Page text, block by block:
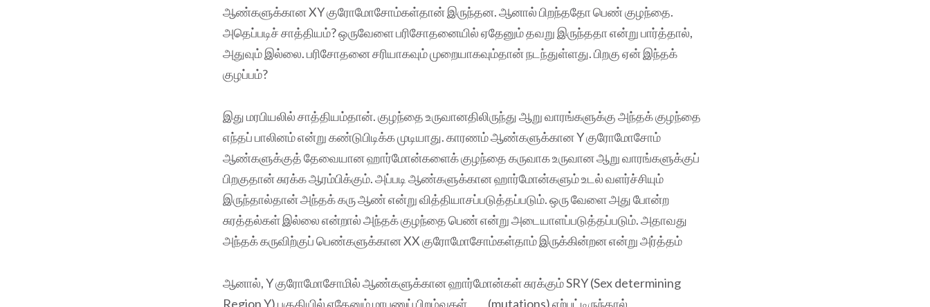
ஆண்களுக்கான XY குரோமோசோம்கள்தான் இருந்தன. ஆனால் பிறந்ததோ பெண் குழந்தை.
அதெப்படிச் சாத்தியம்? ஒருவேளை பரிசோதனையில் ஏதேனும் தவறு இருந்ததா என்று பார்த்தால்,
அதுவும் இல்லை. பரிசோதனை சரியாகவும் முறையாகவும்தான் நடந்துள்ளது. பிறகு ஏன் இந்தக்
குழப்பம்?
இது மரபியலில் சாத்தியம்தான். குழந்தை உருவானதிலிருந்து ஆறு வாரங்களுக்கு அந்தக் குழந்தை
எந்தப் பாலினம் என்று கண்டுபிடிக்க முடியாது. காரணம் ஆண்களுக்கான Y குரோமோசோம்
ஆண்களுக்குத் தேவையான ஹார்மோன்களைக் குழந்தை கருவாக உருவான ஆறு வாரங்களுக்குப்
பிறகுதான் சுரக்க ஆரம்பிக்கும். அப்படி ஆண்களுக்கான ஹார்மோன்களும் உடல் வளர்ச்சியும்
இருந்தால்தான் அந்தக் கரு ஆண் என்று வித்தியாசப்படுத்தப்படும். ஒரு வேளை அது போன்ற
சுரத்தல்கள் இல்லை என்றால் அந்தக் குழந்தை பெண் என்று அடையாளப்படுத்தப்படும். அதாவது
அந்தக் கருவிற்குப் பெண்களுக்கான XX குரோமோசோம்கள்தாம் இருக்கின்றன என்று அர்த்தம்‌
ஆனால், Y குரோமோசோமில் ஆண்களுக்கான ஹார்மோன்கள் சுரக்கும் SRY (Sex determining
Region Y) பகுதியில் ஏதேனும் மரபணுப் பிறழ்வுகள் (mutations) ஏற்பட்டிருந்தால்